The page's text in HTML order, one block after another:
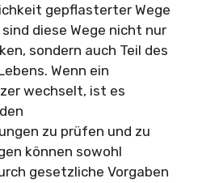
gepflasterter Wege
diese Wege nicht nur
sondern auch Teil des
Wenn ein
wechselt, ist es
zu prüfen und zu
können sowohl
gesetzliche Vorgaben